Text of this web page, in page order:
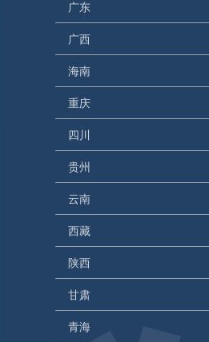
广东
广西
海南
重庆
四川
贵州
云南
西藏
陕西
甘肃
青海